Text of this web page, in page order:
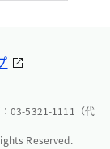
03-5321-1111（代
Reserved.